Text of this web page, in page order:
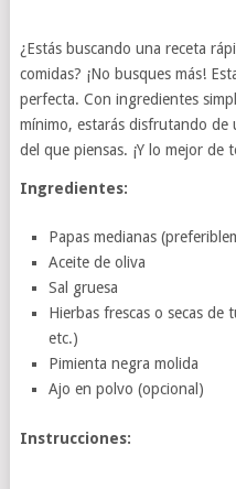
¿Estás buscando una receta
comidas? ¡No busques más!
perfecta. Con ingredientes
mínimo, estarás disfrutando de
del que piensas. ¡Y lo mejor de
Ingredientes:
Papas medianas
Aceite de oliva
Sal gruesa
Hierbas frescas o secas de
etc.)
Pimienta negra molida
Ajo en polvo (opcional)
Instrucciones: